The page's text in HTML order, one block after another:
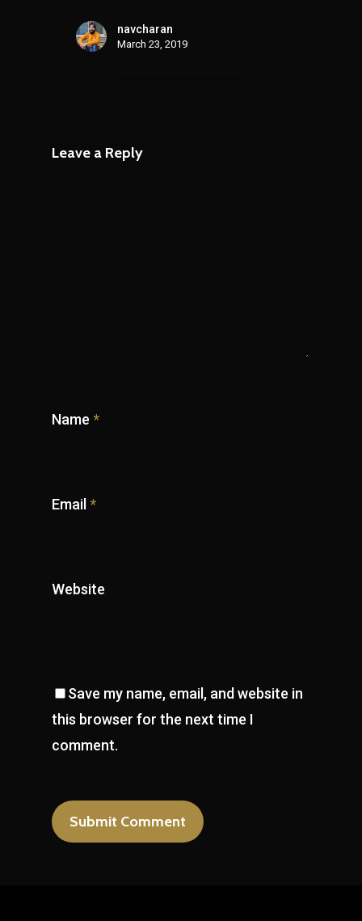
navcharan
March 23, 2019
Leave a Reply
Name *
Email *
Website
Save my name, email, and website in
this browser for the next time I
comment.